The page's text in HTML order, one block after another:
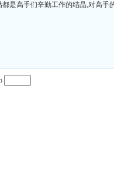
都是高手们辛勤工作的结晶,对高手